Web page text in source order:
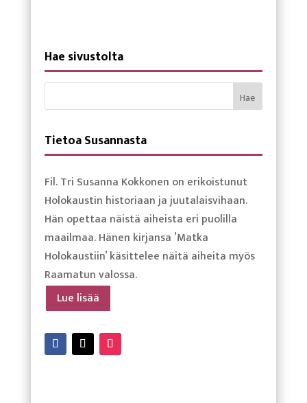
Hae sivustolta
Tietoa Susannasta
Fil. Tri Susanna Kokkonen on erikoistunut
Holokaustin historiaan ja juutalaisvihaan.
Hän opettaa näistä aiheista eri puolilla
maailmaa. Hänen kirjansa ’Matka
Holokaustiin’ käsittelee näitä aiheita myös
Raamatun valossa.
Lue lisää